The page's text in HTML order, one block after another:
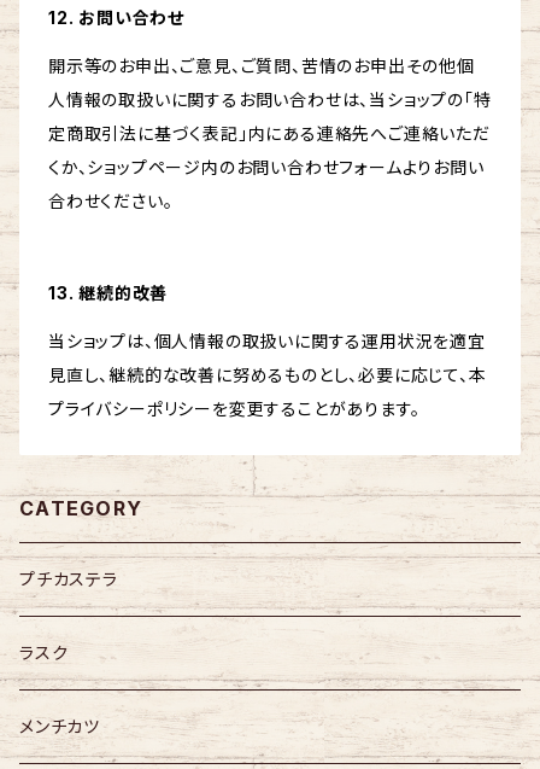
12. お問い合わせ
開示等のお申出、ご意見、ご質問、苦情のお申出その他個
人情報の取扱いに関するお問い合わせは、当ショップの「特
定商取引法に基づく表記」内にある連絡先へご連絡いただ
くか、ショップページ内のお問い合わせフォームよりお問い
合わせください。
13. 継続的改善
当ショップは、個人情報の取扱いに関する運用状況を適宜
見直し、継続的な改善に努めるものとし、必要に応じて、本
プライバシーポリシーを変更することがあります。
CATEGORY
プチカステラ
ラスク
メンチカツ